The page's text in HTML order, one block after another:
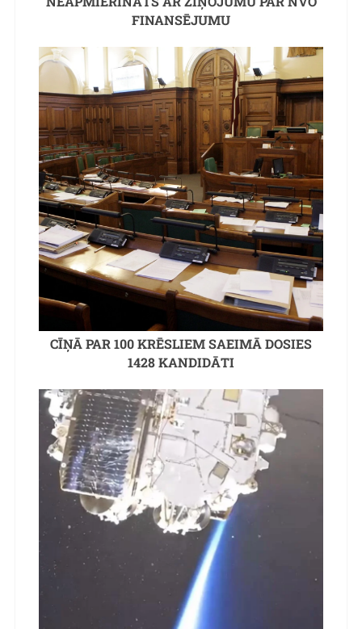
FINANSĒJUMU
CĪŅĀ PAR 100 KRĒSLIEM SAEIMĀ DOSIES
1428 KANDIDĀTI